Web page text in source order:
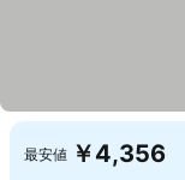
最安値 ￥4,356